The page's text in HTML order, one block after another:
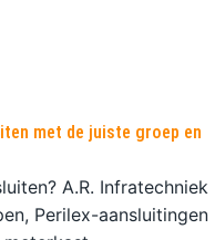
met de juiste groep en
A.R. Infratechniek
Perilex-aansluitingen